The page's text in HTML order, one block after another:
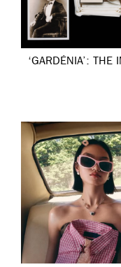
‘GARDÉNIA’: THE